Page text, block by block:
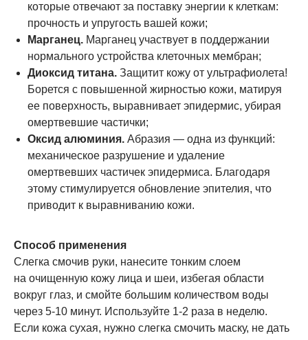
которые отвечают за поставку энергии к клеткам:
прочность и упругость вашей кожи;
Марганец. Марганец участвует в поддержании
нормального устройства клеточных мембран;
Диоксид титана. Защитит кожу от ультрафиолета!
Борется с повышенной жирностью кожи, матируя
ее поверхность, выравнивает эпидермис, убирая
омертвевшие частички;
Оксид алюминия. Абразия — одна из функций:
механическое разрушение и удаление
омертвевших частичек эпидермиса. Благодаря
этому стимулируется обновление эпителия, что
приводит к выравниванию кожи.
Способ применения
Слегка смочив руки, нанесите тонким слоем
на очищенную кожу лица и шеи, избегая области
вокруг глаз, и смойте большим количеством воды
через 5-10 минут. Используйте 1-2 раза в неделю.
Если кожа сухая, нужно слегка смочить маску, не дать